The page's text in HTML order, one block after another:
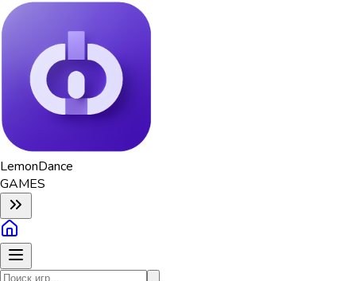
LemonDance
GAMES